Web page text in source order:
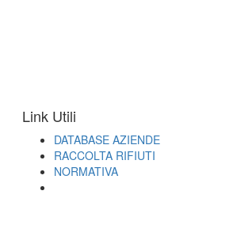
Link Utili
DATABASE AZIENDE
RACCOLTA RIFIUTI
NORMATIVA